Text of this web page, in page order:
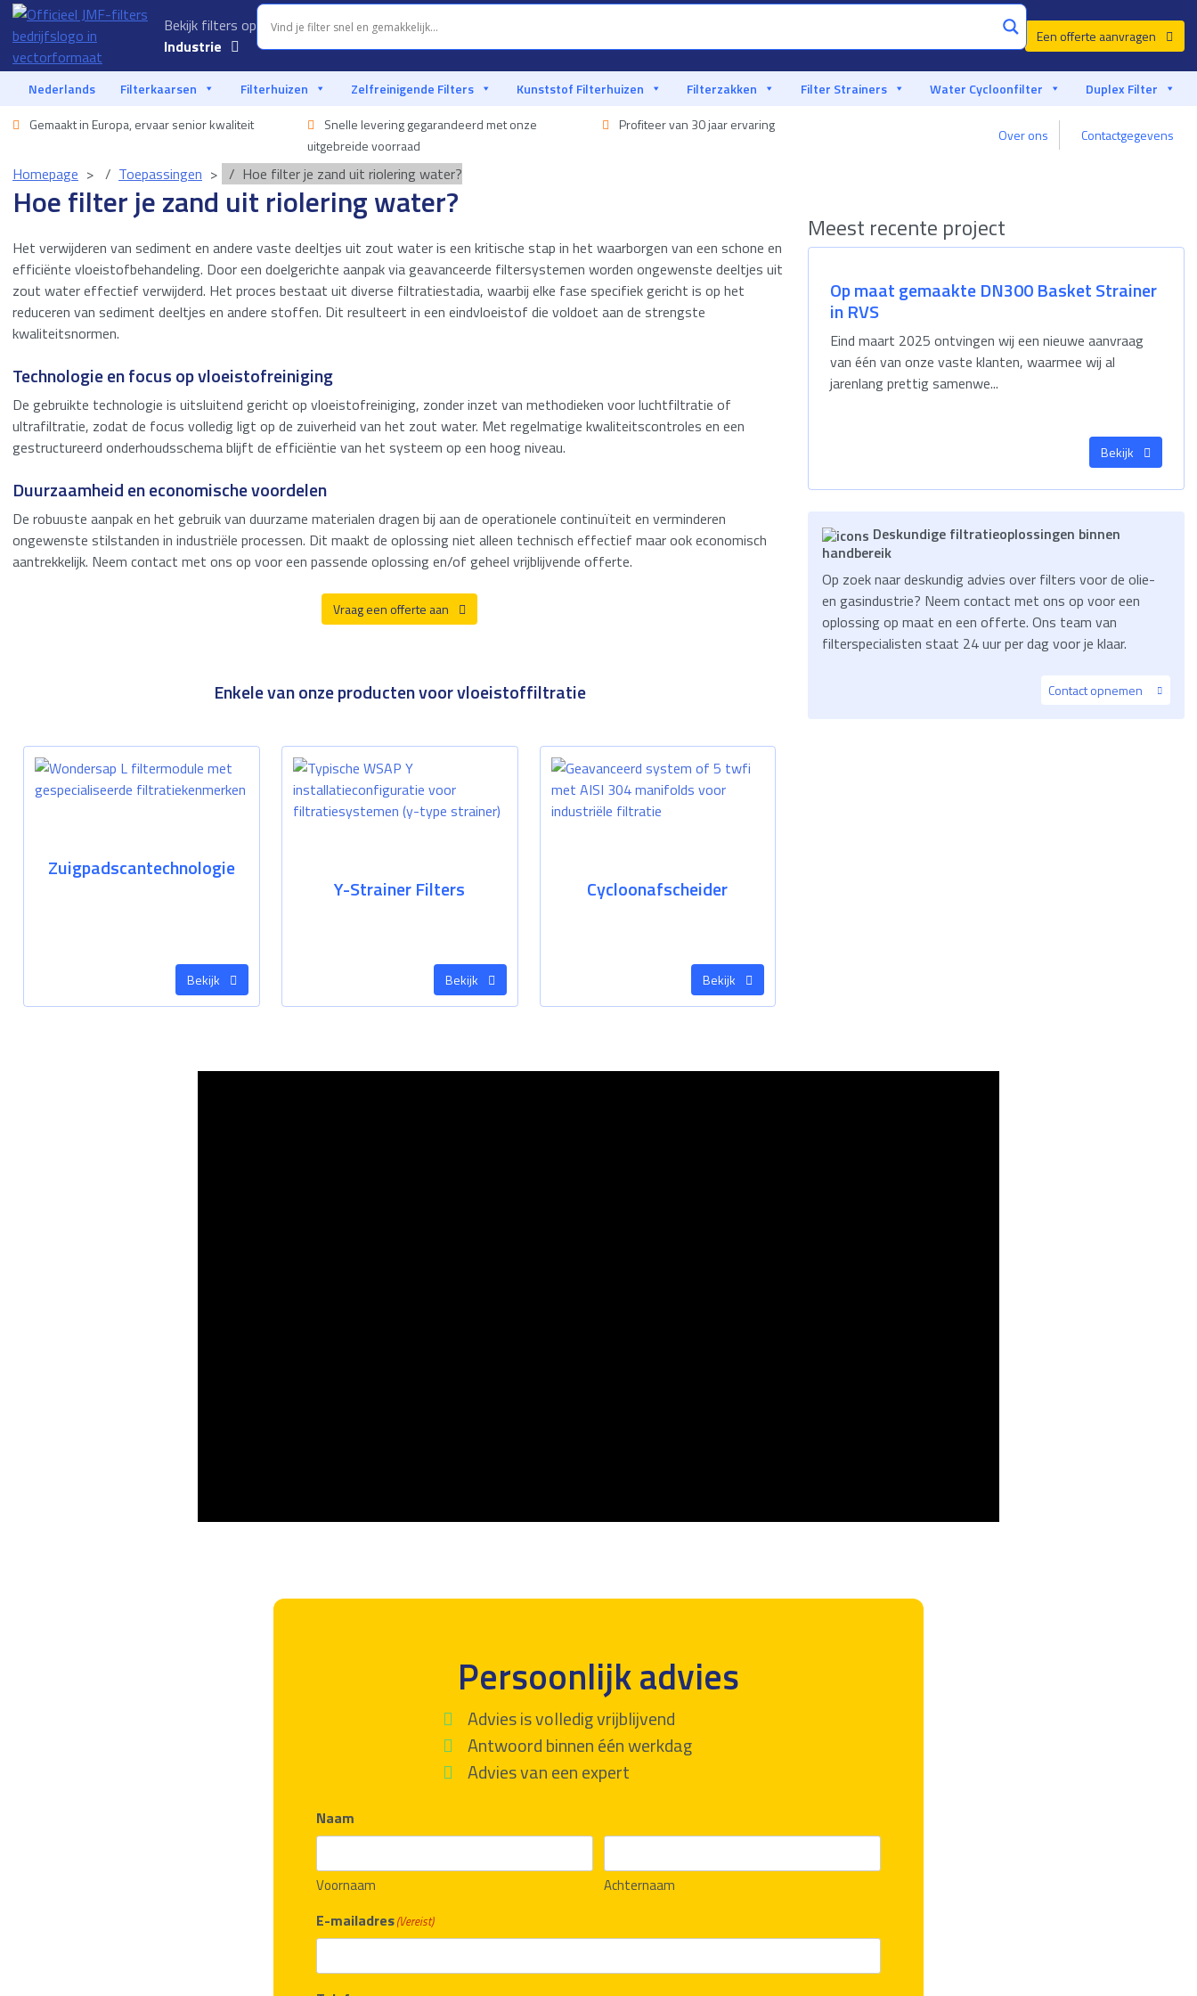
Bekijk filters op
Industrie
Aquacultuur
Industrie
Vloeistoffiltratie
Marine
Offshore
Procesindustrie
Zeewater filtratie
Tankopslag
Behandeling van
afvalwater
Een offerte aanvragen
Nederlands Filterkaarsen Filterhuizen Zelfreinigende Filters Kunststof Filterhuizen Filterzakken Filter Strainers Water Cycloonfilter
Duplex Filter
Gemaakt in Europa, ervaar senior kwaliteit
Snelle levering gegarandeerd met onze
uitgebreide voorraad
Profiteer van 30 jaar ervaring Aangepast advies van een filterspecialist
Over ons Contactgegevens
Homepage Toepassingen Hoe filter je zand uit riolering water?
Hoe filter je zand uit riolering water?
Het verwijderen van sediment en andere vaste deeltjes uit zout water is een kritische stap in het waarborgen van een schone en
efficiënte vloeistofbehandeling. Door een doelgerichte aanpak via geavanceerde filtersystemen worden ongewenste deeltjes uit
zout water effectief verwijderd. Het proces bestaat uit diverse filtratiestadia, waarbij elke fase specifiek gericht is op het
reduceren van sediment deeltjes en andere stoffen. Dit resulteert in een eindvloeistof die voldoet aan de strengste
kwaliteitsnormen.
Technologie en focus op vloeistofreiniging
De gebruikte technologie is uitsluitend gericht op vloeistofreiniging, zonder inzet van methodieken voor luchtfiltratie of
ultrafiltratie, zodat de focus volledig ligt op de zuiverheid van het zout water. Met regelmatige kwaliteitscontroles en een
gestructureerd onderhoudsschema blijft de efficiëntie van het systeem op een hoog niveau.
Duurzaamheid en economische voordelen
De robuuste aanpak en het gebruik van duurzame materialen dragen bij aan de operationele continuïteit en verminderen
ongewenste stilstanden in industriële processen. Dit maakt de oplossing niet alleen technisch effectief maar ook economisch
aantrekkelijk. Neem contact met ons op voor een passende oplossing en/of geheel vrijblijvende offerte.
Vraag een offerte aan
Enkele van onze producten voor vloeistoffiltratie
Zuigpadscantechnologie
Bekijk
Y-Strainer Filters
Bekijk
Cycloonafscheider
Bekijk
Meest recente project
Op maat gemaakte DN300 Basket Strainer
in RVS
Eind maart 2025 ontvingen wij een nieuwe aanvraag
van één van onze vaste klanten, waarmee wij al
jarenlang prettig samenwe...
Bekijk
Deskundige filtratieoplossingen binnen
handbereik
Op zoek naar deskundig advies over filters voor de olie-
en gasindustrie? Neem contact met ons op voor een
oplossing op maat en een offerte. Ons team van
filterspecialisten staat 24 uur per dag voor je klaar.
Contact opnemen
Persoonlijk advies
Advies is volledig vrijblijvend
Antwoord binnen één werkdag
Advies van een expert
Naam
Voornaam Achternaam
E-mailadres(Vereist)